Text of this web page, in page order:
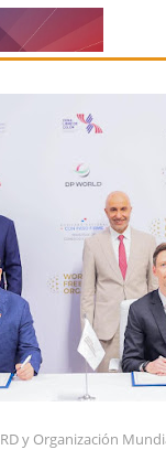
RD y Organización